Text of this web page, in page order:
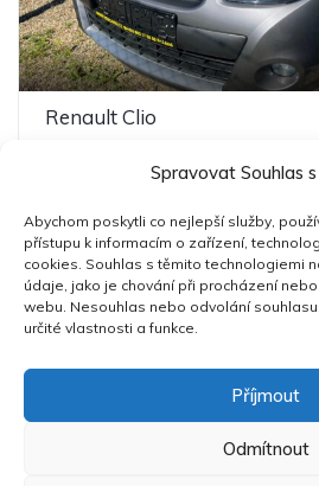
Spravovat Souhlas
Abychom poskytli co nejlepší služby,
přístupu k informacím o zařízení,
cookies. Souhlas s těmito technologiemi
údaje, jako je chování při procházení
webu. Nesouhlas nebo odvolání
určité vlastnosti a funkce.
Příjmout
Odmítnout
Renault Clio
2009 143,000 km Manuální
Pohon předních kol